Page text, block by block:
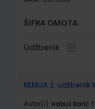
ŠIFRA OMOTA:
Udžbenik
KEMIJA 2;
Autor(i): Habuš Barić